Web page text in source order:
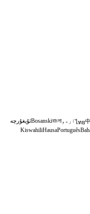
ไทยاردوবাংলা
Bosanskiئۇيغۇرچە
Português
Hausa
Kiswahili